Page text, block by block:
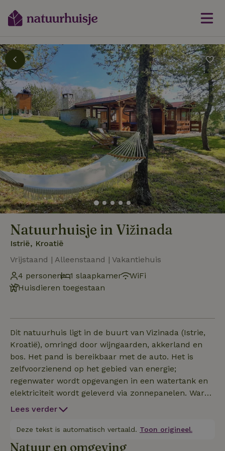
Natuurhuisje in Vižinada
Istrië, Kroatië
Vrijstaand | Alleenstaand | Vakantiehuis
4 personen
1 slaapkamer
WiFi
Huisdieren toegestaan
Dit natuurhuis ligt in de buurt van Vizinada (Istrie,
Kroatië), omringd door wijngaarden, akkerland en
bos. Het pand is bereikbaar met de auto. Het is
zelfvoorzienend op het gebied van energie;
regenwater wordt opgevangen in een watertank en
elektriciteit wordt geleverd via zonnepanelen. Warm
water wordt verwarmd via een zonneboiler. Tenzij je
moet opwarmen, zul je niets missen, zolang je maar
verantwoord met de voorzieningen omgaat.
Lees verder
Deze tekst is automatisch vertaald. Toon origineel.
Natuur en omgeving